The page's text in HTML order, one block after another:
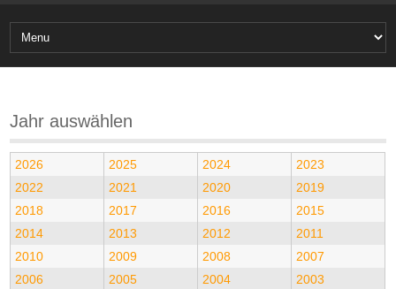
Jahr auswählen
2026 2025 2024
2023
2022
2021 2020
2019
2018
2017 2016
2015
2014
2013 2012
2011
2010
2009 2008
2007
2006
2005 2004
2003